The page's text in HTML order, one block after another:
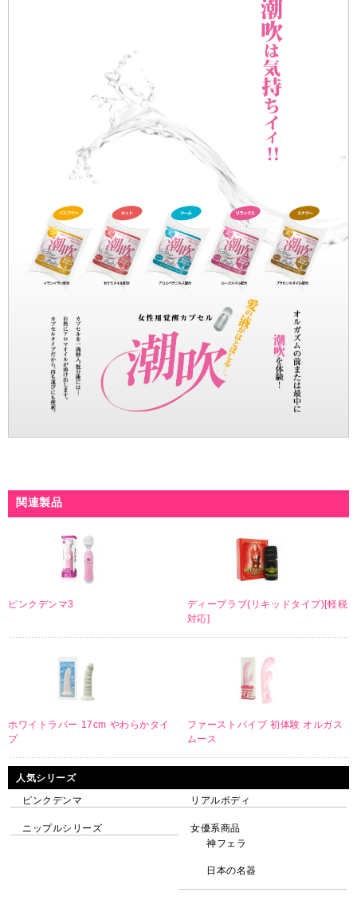
人気シリーズ
ピンクデンマ リアルボディ
ニップルシリーズ
女優系商品
神フェラ
日本の名器
関連製品
ピンクデンマ3
ディープラブ(リキッドタイプ)[軽税
対応]
ホワイトラバー 17cm やわらかタイ
プ
ファーストバイブ 初体験 オルガス
ムース